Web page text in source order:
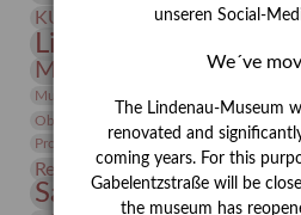
KUNSTWAND Kurs
Lindenau-Museum
Museumsgeschichte
Museumspädagogik
Objekt im Fokus
Provenienz
Restaurierung Rudi
Sammlung Samstagszeichner
unseren Social-
We´ve
The Lindenau-Museum
renovated and
coming years. For this
Gabelentzstraße will be
the museum has